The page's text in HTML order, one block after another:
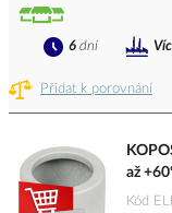
Přidat k porovnání
6 dní
až
Kód